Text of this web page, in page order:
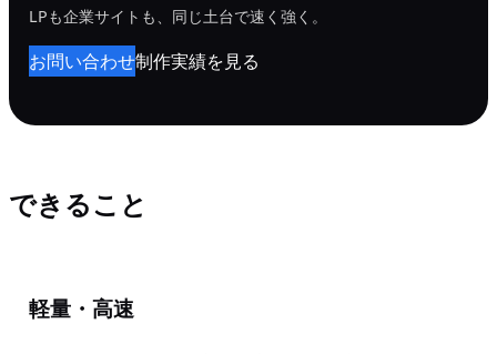
LPも企業サイトも、同じ土台で速く強く。
お問い合わせ制作実績を見る
できること
軽量・高速